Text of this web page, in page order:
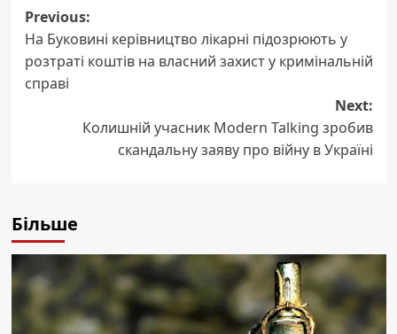
Post
navigation
Previous:
На Буковині керівництво лікарні підозрюють у
розтраті коштів на власний захист у кримінальній
справі
Next:
Колишній учасник Modern Talking зробив
скандальну заяву про війну в Україні
Більше